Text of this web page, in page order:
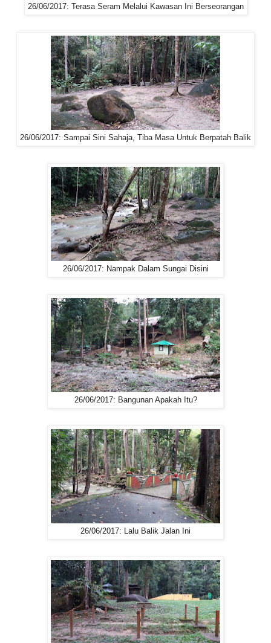
26/06/2017: Terasa Seram Melalui Kawasan Ini Berseorangan
26/06/2017: Sampai Sini Sahaja, Tiba Masa Untuk Berpatah Balik
26/06/2017: Nampak Dalam Sungai Disini
26/06/2017: Bangunan Apakah Itu?
26/06/2017: Lalu Balik Jalan Ini